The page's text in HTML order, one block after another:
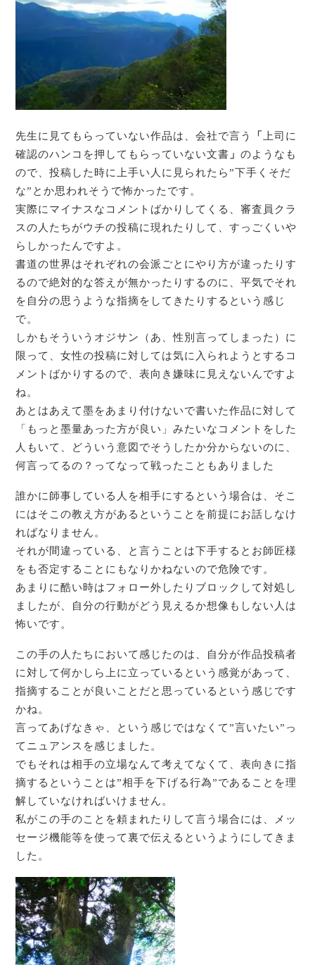
先生に見てもらっていない作品は、会社で言う 「上司に
確認のハンコを押してもらっていない文書 」のようなも
ので、投稿した時に上手い人に見られたら”下手くそだ
な”とか思われそうで怖かったです。
実際にマイナスなコメントばかりしてくる、審査員クラ
スの人たちがウチの投稿に現れたりして、すっごくいや
らしかったんですよ。
書道の世界はそれぞれの会派ごとにやり方が違ったりす
るので絶対的な答えが無かったりするのに、平気でそれ
を自分の思うような指摘をしてきたりするという感じ
で。
しかもそういうオジサン（あ、性別言ってしまった）に
限って、女性の投稿に対しては気に入られようとするコ
メントばかりするので、表向き嫌味に見えないんですよ
ね。
あとはあえて墨をあまり付けないで書いた作品に対して
「もっと墨量あった方が良い」みたいなコメントをした
人もいて、どういう意図でそうしたか分からないのに、
何言ってるの？ってなって戦ったこともありました
誰かに師事している人を相手にするという場合は、そこ
にはそこの教え方があるということを前提にお話しなけ
ればなりません。
それが間違っている、と言うことは下手するとお師匠様
をも否定することにもなりかねないので危険です。
あまりに酷い時はフォロー外したりブロックして対処し
ましたが、自分の行動がどう見えるか想像もしない人は
怖いです。
この手の人たちにおいて感じたのは、自分が作品投稿者
に対して何かしら上に立っているという感覚があって、
指摘することが良いことだと思っているという感じです
かね。
言ってあげなきゃ、という感じではなくて”言いたい”っ
てニュアンスを感じました。
でもそれは相手の立場なんて考えてなくて、表向きに指
摘するということは”相手を下げる行為”であることを理
解していなければいけません。
私がこの手のことを頼まれたりして言う場合には、メッ
セージ機能等を使って裏で伝えるというようにしてきま
した。